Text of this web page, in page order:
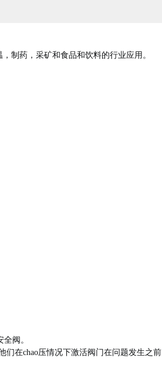
制药，采矿和食品和饮料的行业应用。
阀。
们在chao压情况下激活阀门在问题发生之前